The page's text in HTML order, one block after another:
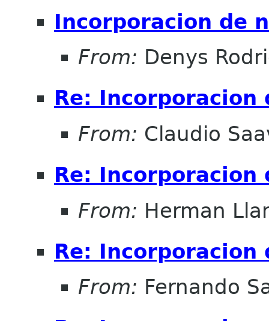
Incorporacion de
From: Denys
Re:
From: Claudio
Re:
From: Herman
Re:
From: Fernando